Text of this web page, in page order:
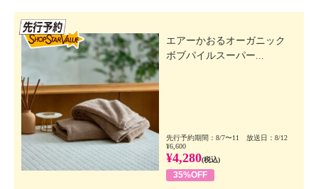
エアーかおるオーガニック
ボブパイルスーパー...
先行予約期間：8/7〜11 放送日：8/12
¥6,600
¥4,280(税込)
35%OFF